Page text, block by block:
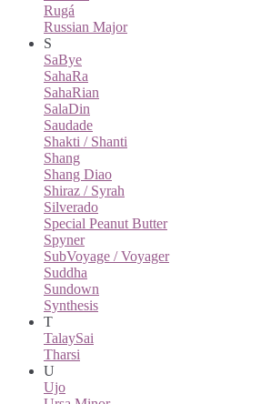
Rugá
Russian Major
S
SaBye
SahaRa
SahaRian
SalaDin
Saudade
Shakti / Shanti
Shang
Shang Diao
Shiraz / Syrah
Silverado
Special Peanut Butter
Spyner
SubVoyage / Voyager
Suddha
Sundown
Synthesis
T
TalaySai
Tharsi
U
Ujo